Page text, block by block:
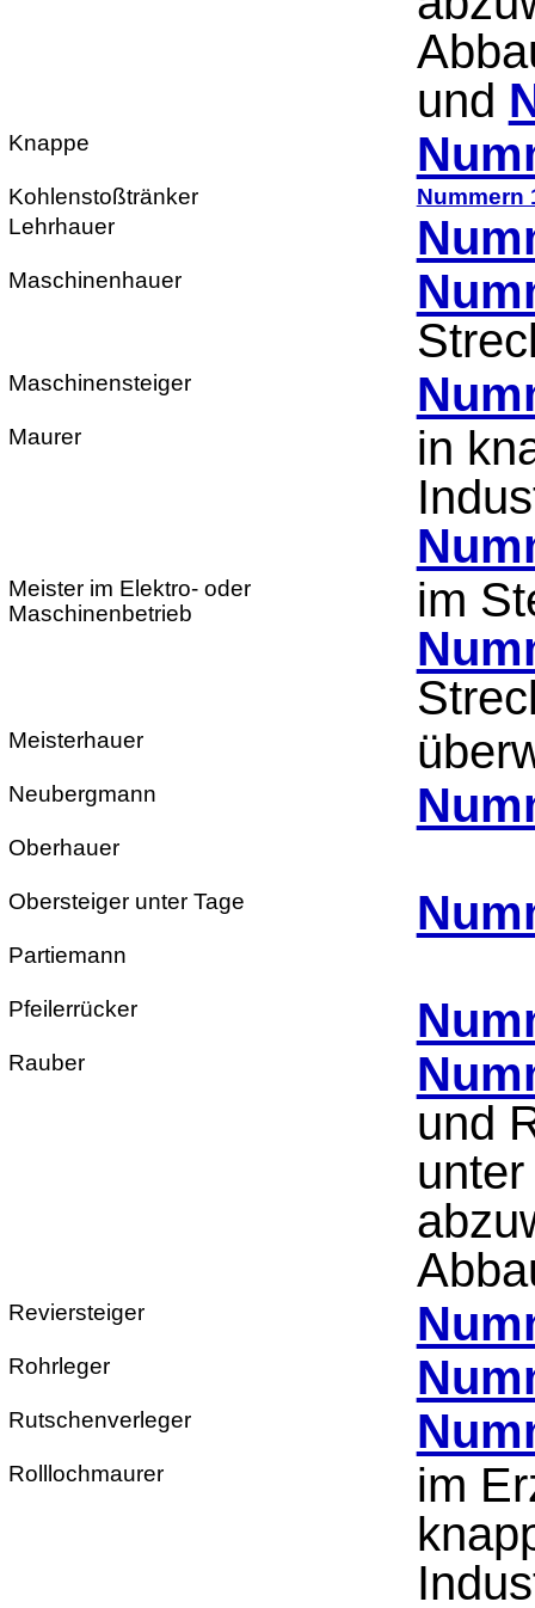
und
Knappe
Kohlenstoßtränker
Nummern
Lehrhauer
Maschinenhauer
Maschinensteiger
Maurer
in
Meister im Elektro- oder
Maschinenbetrieb
im
Meisterhauer
Neubergmann
Oberhauer
Obersteiger unter Tage
Partiemann
Pfeilerrücker
Rauber
und
Reviersteiger
Rohrleger
Rutschenverleger
Rolllochmaurer
im